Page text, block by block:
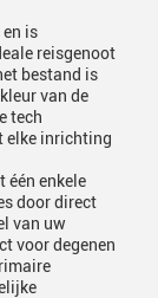
is
reisgenoot
bestand is
van de
tech
elke inrichting
één enkele
door direct
van uw
voor degenen